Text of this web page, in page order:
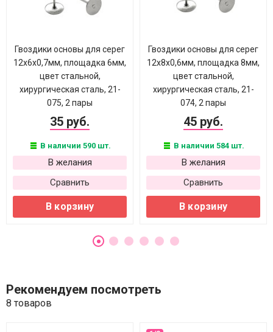
Гвоздики основы для серег
12х6х0,7мм, площадка 6мм,
цвет стальной,
хирургическая сталь, 21-
075, 2 пары
35 руб.
В наличии 590 шт.
В желания
Сравнить
В корзину
Гвоздики основы для серег
12х8х0,6мм, площадка 8мм,
цвет стальной,
хирургическая сталь, 21-
074, 2 пары
45 руб.
В наличии 584 шт.
В желания
Сравнить
В корзину
Рекомендуем посмотреть
8 товаров